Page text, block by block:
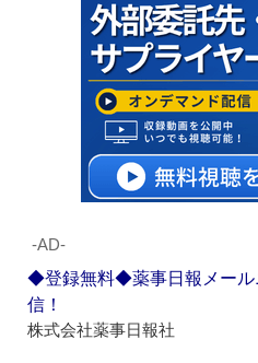
‐AD‐
◆登録無料◆薬事日報メー
信！
株式会社薬事日報社